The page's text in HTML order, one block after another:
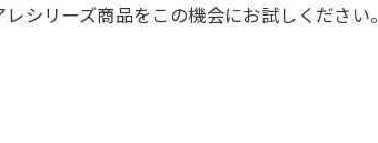
シリーズ商品をこの機会にお試しください。